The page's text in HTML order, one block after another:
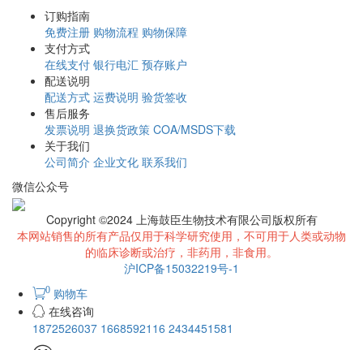
订购指南
免费注册 购物流程 购物保障
支付方式
在线支付 银行电汇 预存账户
配送说明
配送方式 运费说明 验货签收
售后服务
发票说明 退换货政策 COA/MSDS下载
关于我们
公司简介 企业文化 联系我们
微信公众号
Copyright ©2024 上海鼓臣生物技术有限公司版权所有
本网站销售的所有产品仅用于科学研究使用，不可用于人类或动物
的临床诊断或治疗，非药用，非食用。
沪ICP备15032219号-1
0 购物车
在线咨询
1872526037 1668592116 2434451581